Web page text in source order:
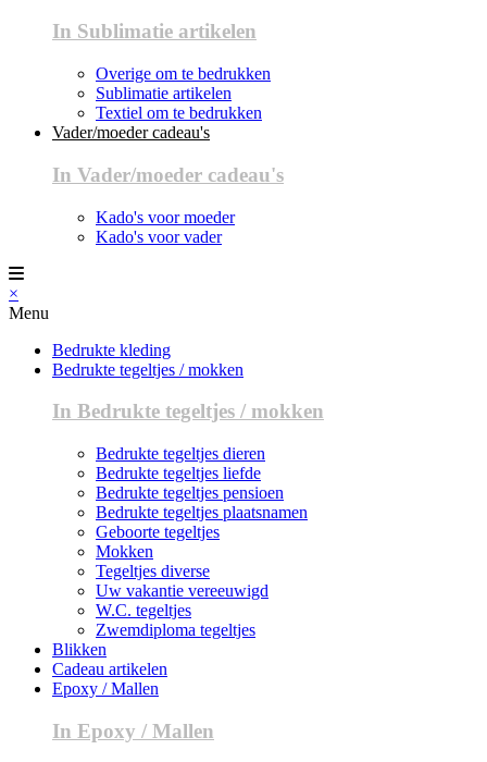
In Sublimatie artikelen
Overige om te bedrukken
Sublimatie artikelen
Textiel om te bedrukken
Vader/moeder cadeau's
In Vader/moeder cadeau's
Kado's voor moeder
Kado's voor vader
×
Menu
Bedrukte kleding
Bedrukte tegeltjes / mokken
In Bedrukte tegeltjes / mokken
Bedrukte tegeltjes dieren
Bedrukte tegeltjes liefde
Bedrukte tegeltjes pensioen
Bedrukte tegeltjes plaatsnamen
Geboorte tegeltjes
Mokken
Tegeltjes diverse
Uw vakantie vereeuwigd
W.C. tegeltjes
Zwemdiploma tegeltjes
Blikken
Cadeau artikelen
Epoxy / Mallen
In Epoxy / Mallen